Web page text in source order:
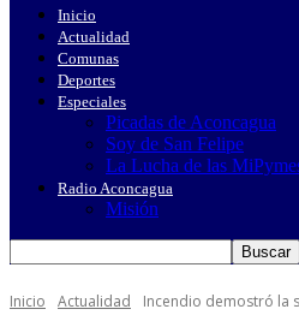
Inicio
Actualidad
Comunas
Deportes
Especiales
Picadas de Aconcagua
Soy de San Felipe
La Lucha de las
Radio Aconcagua
Misión
Inicio Actualidad Incendio demostró la